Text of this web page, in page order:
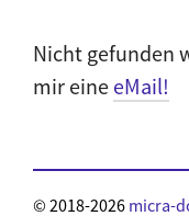
Nicht gefunden
mir eine eMail!
© 2018-2026 micra-